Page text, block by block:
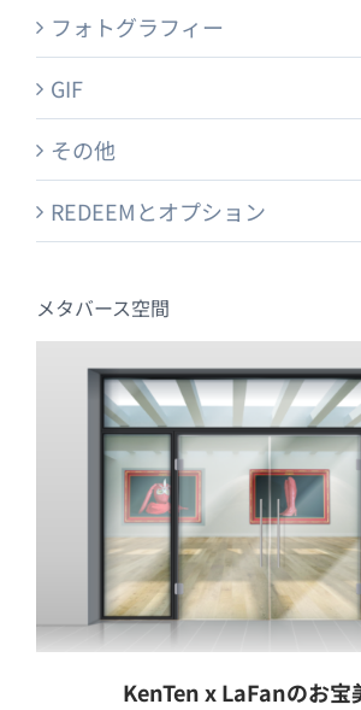
フォトグラフィー
GIF
その他
REDEEMとオプション
メタバース空間
KenTen x LaFanのお宝